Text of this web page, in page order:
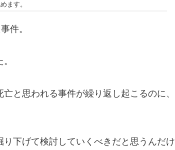
ます。
件。
と思われる事件が繰り返し起こるのに、
下げて検討していくべきだと思うんだけ